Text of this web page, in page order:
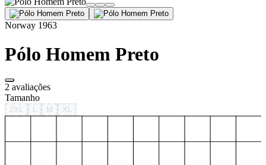
+de 36.000 reviews
Norway 1963
Pólo Homem Preto
2 avaliações
Tamanho
2XL M XL